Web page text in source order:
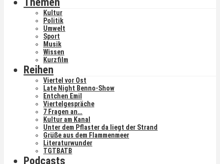
Kultur
Politik
Umwelt
Sport
Musik
Wissen
Kurzfilm
Reihen
Viertel vor Ost
Late Night Benno-Show
Entchen Emil
Viertelgespräche
7 Fragen an…
Kultur am Kanal
Unter dem Pflaster da liegt der Strand
Grüße aus dem Flammenmeer
Literaturwunder
TGTBATB
Podcasts